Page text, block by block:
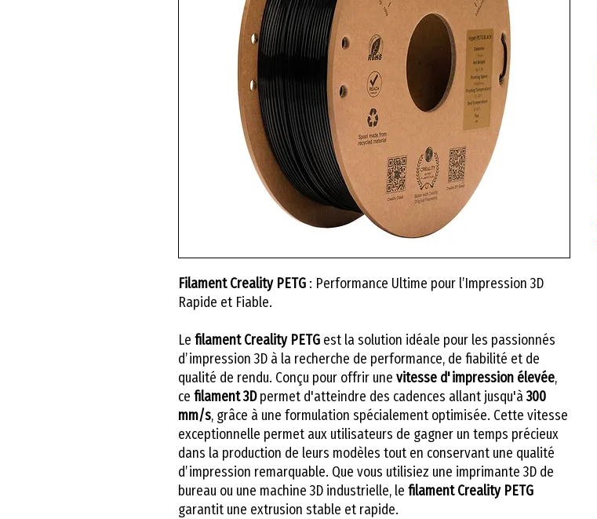
Filament Creality PETG : Performance Ultime pour l’Impression 3D
Rapide et Fiable.
Le filament Creality PETG est la solution idéale pour les passionnés
d’impression 3D à la recherche de performance, de fiabilité et de
qualité de rendu. Conçu pour offrir une vitesse d'impression élevée,
ce filament 3Dpermet d'atteindre des cadences allant jusqu'à 300
mm/s, grâce à une formulation spécialement optimisée. Cette vitesse
exceptionnelle permet aux utilisateurs de gagner un temps précieux
dans la production de leurs modèles tout en conservant une qualité
d’impression remarquable. Que vous utilisiez une imprimante 3D de
bureau ou une machine 3D industrielle, le filament Creality PETG
garantit une extrusion stable et rapide.